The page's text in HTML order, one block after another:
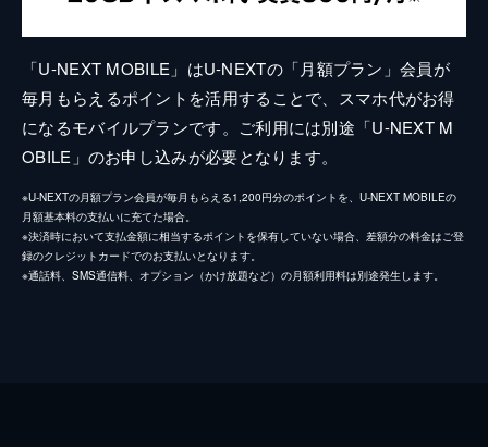
「U-NEXT MOBILE」はU-NEXTの「月額プラン」会員が
毎月もらえるポイントを活用することで、スマホ代がお得
になるモバイルプランです。ご利用には別途「U-NEXT M
OBILE」のお申し込みが必要となります。
※U-NEXTの月額プラン会員が毎月もらえる1,200円分のポイントを、U-NEXT MOBILEの
月額基本料の支払いに充てた場合。
※決済時において支払金額に相当するポイントを保有していない場合、差額分の料金はご登
録のクレジットカードでのお支払いとなります。
※通話料、SMS通信料、オプション（かけ放題など）の月額利用料は別途発生します。